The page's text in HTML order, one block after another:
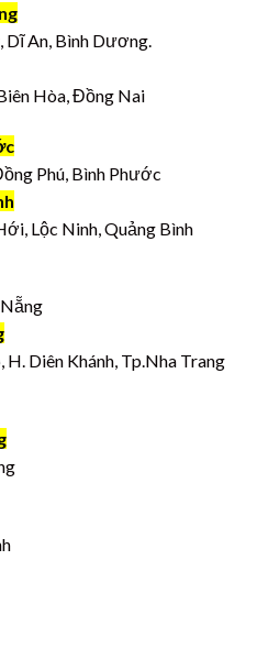
An, Bình Dương.
Hòa, Đồng Nai
Phú, Bình Phước
Lộc Ninh, Quảng Bình
H. Diên Khánh, Tp.Nha Trang